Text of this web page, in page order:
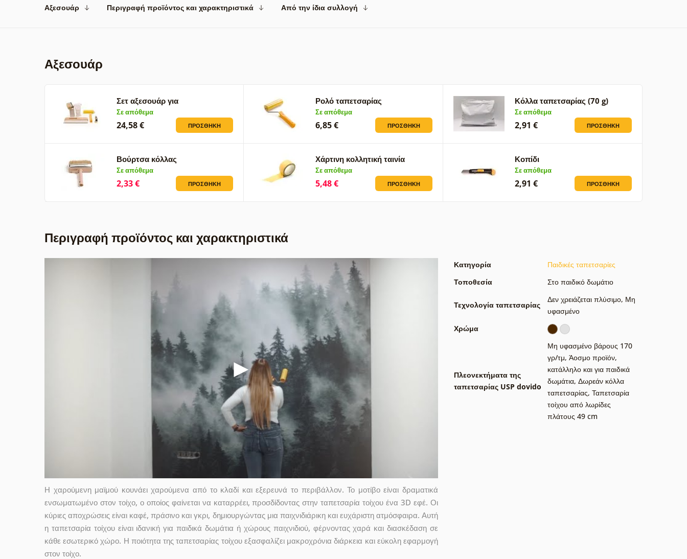
Αξεσουάρ Περιγραφή προϊόντος και χαρακτηριστικά Από την ίδια συλλογή
Αξεσουάρ
Σετ αξεσουάρ για
φωτογραφικές…
Σε απόθεμα
24,58 € ΠΡΟΣΘΉΚΗ
Ρολό ταπετσαρίας
Σε απόθεμα
6,85 € ΠΡΟΣΘΉΚΗ
Κόλλα ταπετσαρίας (70 g)
Σε απόθεμα
2,91 € ΠΡΟΣΘΉΚΗ
Βούρτσα κόλλας
Σε απόθεμα
2,33 € ΠΡΟΣΘΉΚΗ
Χάρτινη κολλητική ταινία
Σε απόθεμα
5,48 € ΠΡΟΣΘΉΚΗ
Κοπίδι
Σε απόθεμα
2,91 € ΠΡΟΣΘΉΚΗ
Περιγραφή προϊόντος και χαρακτηριστικά
Η χαρούμενη μαϊμού κουνάει χαρούμενα από το κλαδί και εξερευνά το περιβάλλον. Το μοτίβο είναι δραματικά
ενσωματωμένο στον τοίχο, ο οποίος φαίνεται να καταρρέει, προσδίδοντας στην ταπετσαρία τοίχου ένα 3D εφέ. Οι
κύριες αποχρώσεις είναι καφέ, πράσινο και γκρι, δημιουργώντας μια παιχνιδιάρικη και ευχάριστη ατμόσφαιρα. Αυτή
η ταπετσαρία τοίχου είναι ιδανική για παιδικά δωμάτια ή χώρους παιχνιδιού, φέρνοντας χαρά και διασκέδαση σε
κάθε εσωτερικό χώρο. Η ποιότητα της ταπετσαρίας τοίχου εξασφαλίζει μακροχρόνια διάρκεια και εύκολη εφαρμογή
στον τοίχο.
Κατηγορία
Παιδικές ταπετσαρίες
Τοποθεσία
Στο παιδικό δωμάτιο
Τεχνολογία ταπετσαρίας
Δεν χρειάζεται πλύσιμο, Μη
υφασμένο
Χρώμα
Πλεονεκτήματα της
ταπετσαρίας USP dovido
Μη υφασμένο βάρους 170
γρ/τμ, Άοσμο προϊόν,
κατάλληλο και για παιδικά
δωμάτια, Δωρεάν κόλλα
ταπετσαρίας, Ταπετσαρία
τοίχου από λωρίδες
πλάτους 49 cm